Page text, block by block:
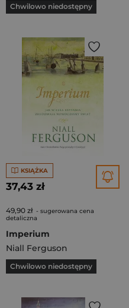
Chwilowo niedostępny
KSIĄŻKA
37,43 zł
49,90 zł - sugerowana cena
detaliczna
Imperium
Niall Ferguson
Chwilowo niedostępny